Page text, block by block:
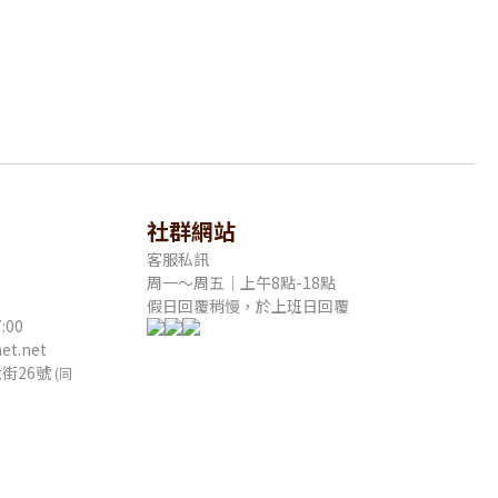
26號 (同
社群網站
客服私訊
周一～周五｜上午8點-18點
假日回覆稍慢，於上班日回覆